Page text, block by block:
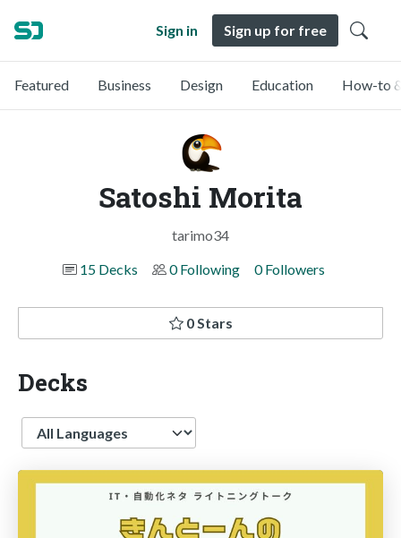
Sign in Sign up for free
Featured Business Design Education How-to
Satoshi Morita
tarimo34
15 Decks
0 Following 0 Followers
0 Stars
Decks
Language